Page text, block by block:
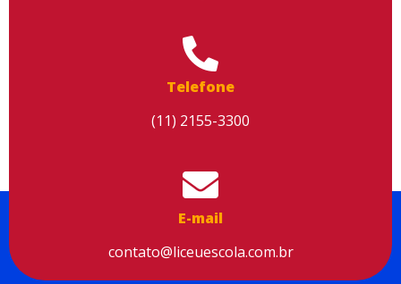
Telefone
(11) 2155-3300
E-mail
contato@liceuescola.com.br
Utilizamos cookies para facilitar o uso do site, personalizar o
conteúdo, melhorar o seu desempenho e proporcionar mais
segurança à sua navegação. Para saber mais, consulte nossa
Política de Privacidade